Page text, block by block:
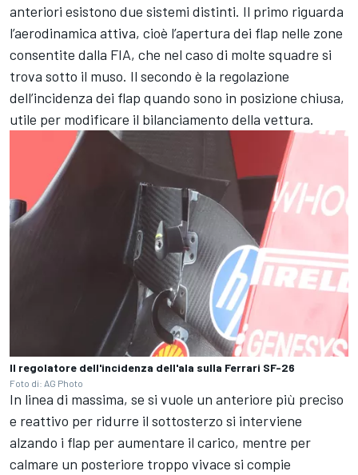
anteriori esistono due sistemi distinti. Il primo riguarda
l’aerodinamica attiva, cioè l’apertura dei flap nelle zone
consentite dalla FIA, che nel caso di molte squadre si
trova sotto il muso. Il secondo è la regolazione
dell’incidenza dei flap quando sono in posizione chiusa,
utile per modificare il bilanciamento della vettura.
Il regolatore dell'incidenza dell'ala sulla Ferrari SF-26
Foto di: AG Photo
In linea di massima, se si vuole un anteriore più preciso
e reattivo per ridurre il sottosterzo si interviene
alzando i flap per aumentare il carico, mentre per
calmare un posteriore troppo vivace si compie